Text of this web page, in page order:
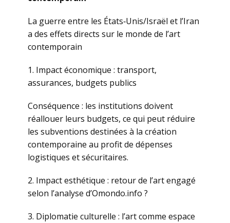
La guerre entre les États‑Unis/Israël et l’Iran
a des effets directs sur le monde de l’art
contemporain
1. Impact économique : transport,
assurances, budgets publics
Conséquence : les institutions doivent
réallouer leurs budgets, ce qui peut réduire
les subventions destinées à la création
contemporaine au profit de dépenses
logistiques et sécuritaires.
2. Impact esthétique : retour de l’art engagé
selon l’analyse d’Omondo.info ?
3. Diplomatie culturelle : l’art comme espace